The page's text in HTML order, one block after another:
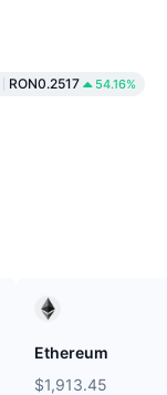
RON0.2517 54.16%
Ethereum
$1,913.45